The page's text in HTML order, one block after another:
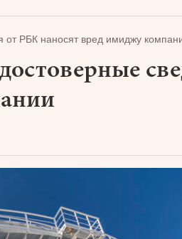
от РБК наносят вред имиджу